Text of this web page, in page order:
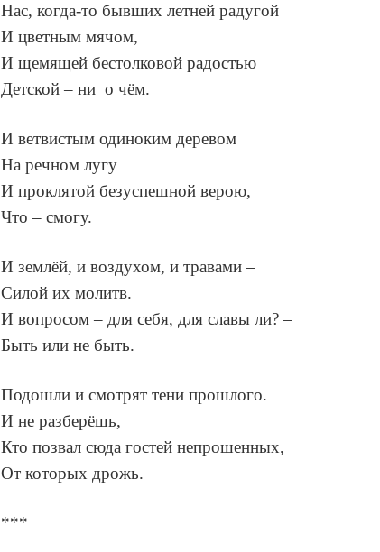
Нас, когда-то бывших летней радугой
И цветным мячом,
И щемящей бестолковой радостью
Детской – ни о чём.
И ветвистым одиноким деревом
На речном лугу
И проклятой безуспешной верою,
Что – смогу.
И землёй, и воздухом, и травами –
Силой их молитв.
И вопросом – для себя, для славы ли? –
Быть или не быть.
Подошли и смотрят тени прошлого.
И не разберёшь,
Кто позвал сюда гостей непрошенных,
От которых дрожь.
***